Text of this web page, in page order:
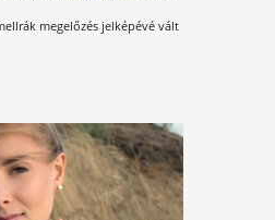
MEGOLDVA!
csak a kopaszodó férfiak
egyre több nő szenved